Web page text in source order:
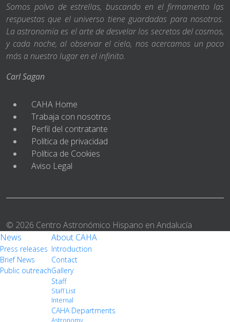
Somos polvo de estrellas, buscando en el firmamento las
respuestas que el universo tiene guardadas para nosotros.
La astronomía es el arte de desvelar los secretos del cosmos,
y cada noche, al observar el cielo, nos acercamos un poco
más a nuestro lugar en el infinito.
Carl Sagan
CAHA Home
Trabaja con nosotros
Perfil del contratante
Política de privacidad
Política de Cookies
Aviso Legal
© 2026 Centro Astronómico Hispano en Andalucía
News
Press releases
Brief News
Public outreach
About CAHA
Introduction
Contact
Gallery
Staff
Staff List
Internal
CAHA Departments
Astronomy